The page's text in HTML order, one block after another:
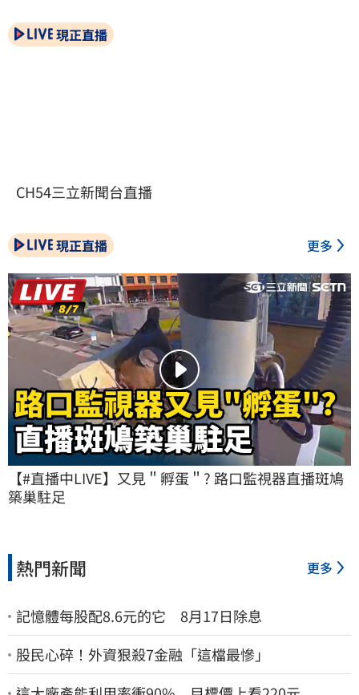
現正直播
CH54三立新聞台直播
現正直播 更多
【#直播中LIVE】又見＂孵蛋＂? 路口監視器直播斑鳩
築巢駐足
熱門新聞 更多
記憶體每股配8.6元的它 8月17日除息
股民心碎！外資狠殺7金融「這檔最慘」